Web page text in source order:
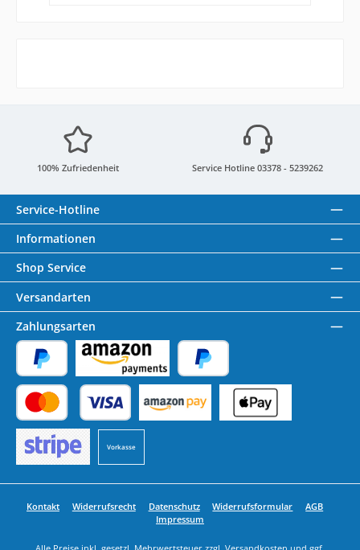
100% Zufriedenheit Service Hotline 03378 - 5239262
Service-Hotline
Informationen
Shop Service
Versandarten
Zahlungsarten
PayPal Amazon Pay Später Bezahlen
Kredit- oder Debitkarte
Vorkasse
Benutzerdefiniertes Bild 1
Kontakt Widerrufsrecht Datenschutz Widerrufsformular
AGB
Impressum